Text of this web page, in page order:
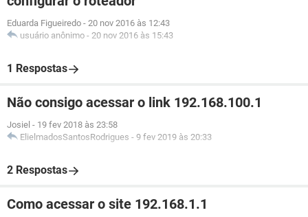
Eduarda Figueiredo - 20 nov 2016 às 12:43
usuário anônimo - 20 nov 2016 às 15:43
1 Respostas
Não consigo acessar o link 192.168.100.1
Josiel - 19 fev 2018 às 23:58
ElielmadosSantosRodrigues - 9 fev 2019 às 20:33
2 Respostas
Como acessar o site 192.168.1.1